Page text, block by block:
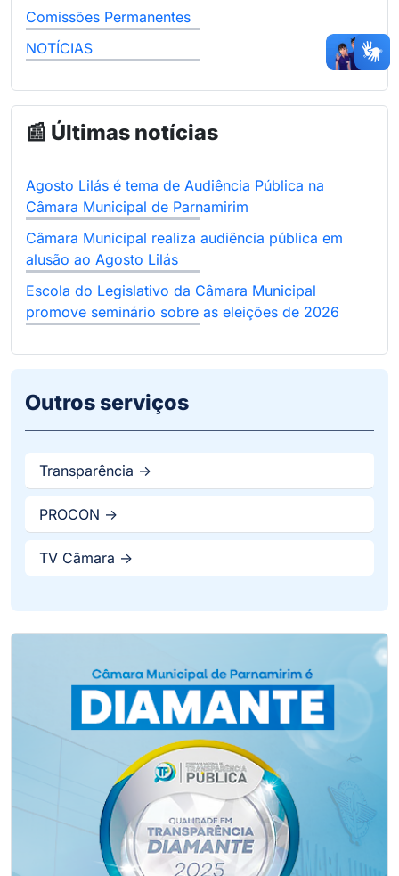
Comissões Permanentes
NOTÍCIAS
📰 Últimas notícias
Agosto Lilás é tema de Audiência Pública na
Câmara Municipal de Parnamirim
Câmara Municipal realiza audiência pública em
alusão ao Agosto Lilás
Escola do Legislativo da Câmara Municipal
promove seminário sobre as eleições de 2026
Outros serviços
Transparência ->
PROCON ->
TV Câmara ->